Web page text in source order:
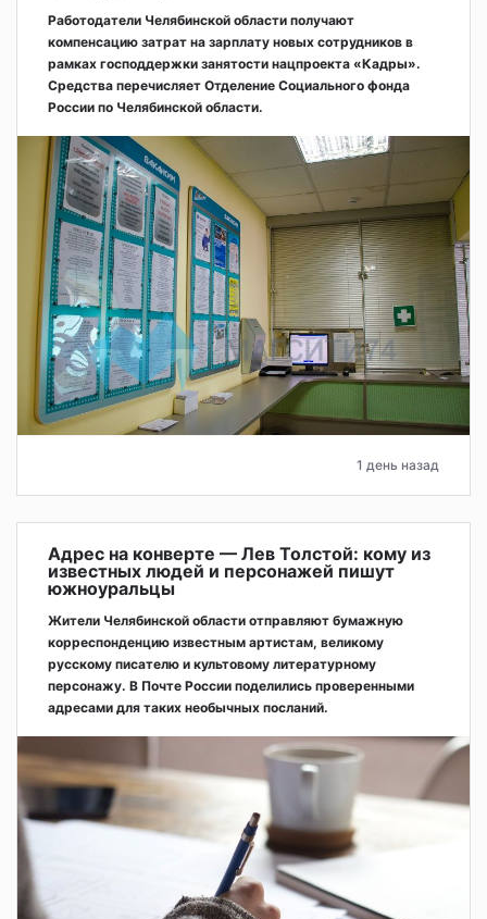
Работодатели Челябинской области получают
компенсацию затрат на зарплату новых сотрудников в
рамках господдержки занятости нацпроекта «Кадры».
Средства перечисляет Отделение Социального фонда
России по Челябинской области.
1 день назад
Адрес на конверте — Лев Толстой: кому из
известных людей и персонажей пишут
южноуральцы
Жители Челябинской области отправляют бумажную
корреспонденцию известным артистам, великому
русскому писателю и культовому литературному
персонажу. В Почте России поделились проверенными
адресами для таких необычных посланий.